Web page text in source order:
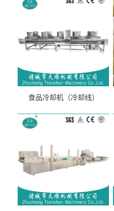
食品冷却机（冷却线）